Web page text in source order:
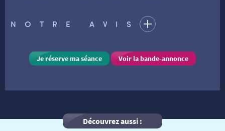
NOTRE AVIS
Je réserve ma séance Voir la bande-annonce
Découvrez aussi :